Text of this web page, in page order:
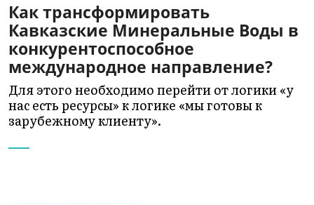
Как трансформировать
Кавказские Минеральные Воды в
конкурентоспособное
международное направление?
Для этого необходимо перейти от логики «у
нас есть ресурсы» к логике «мы готовы к
зарубежному клиенту».